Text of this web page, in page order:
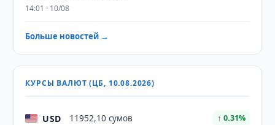
14:01 · 10/08
Больше новостей →
КУРСЫ ВАЛЮТ (ЦБ, 10.08.2026)
USD 11952,10 сумов ↑ 0.31%